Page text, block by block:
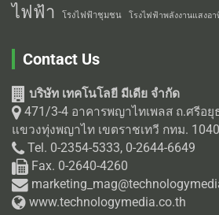
ไฟฟ้า
โรงไฟฟ้าชุมชน โรงไฟฟ้าพลังงานแสงอ
Contact Us
บริษัท เทคโนโลยี มีเดีย จำกัด
471/3-4 อาคารพญาไทเพลส ถ.ศรีอยุ
แขวงทุ่งพญาไท เขตราชเทวี กทม.
Tel. 0-2354-5333, 0-2644-6649
Fax. 0-2640-4260
www.technologymedia.co.th